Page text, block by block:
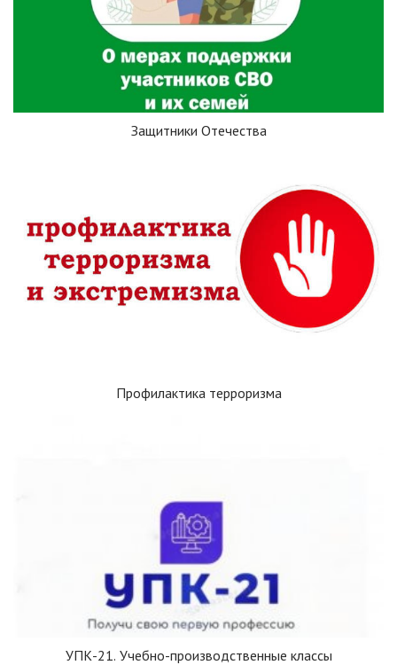
Защитники Отечества
Профилактика терроризма
УПК-21. Учебно-производственные классы